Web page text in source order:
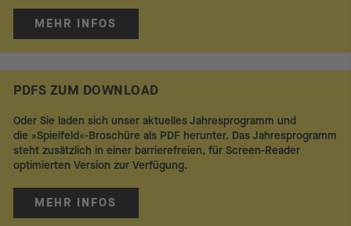
MEHR INFOS
PDFS ZUM DOWNLOAD
Oder Sie laden sich unser aktuelles Jahresprogramm und
die »Spielfeld«-Broschüre als PDF herunter. Das Jahresprogramm
steht zusätzlich in einer barrierefreien, für Screen-Reader
optimierten Version zur Verfügung.
MEHR INFOS